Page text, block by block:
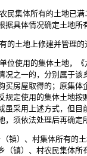
集体所有的土地已满
具体情况确定土地所
土地上修建并管理的
使用的集体土地，《
况之一的，分别属于
买房屋取得的；原集
规定使用的集体土地
虽采用上述方式，但
须依法处理后再确定
）、村集体所有的土
镇）、村农民集体所